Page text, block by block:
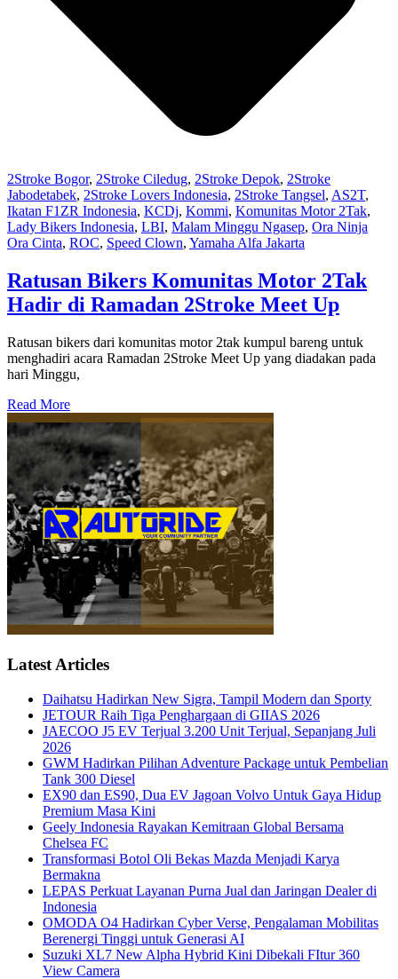
2Stroke Bogor, 2Stroke Ciledug, 2Stroke Depok, 2Stroke
Jabodetabek, 2Stroke Lovers Indonesia, 2Stroke Tangsel, AS2T,
Ikatan F1ZR Indonesia, KCDj, Kommi, Komunitas Motor 2Tak,
Lady Bikers Indonesia, LBI, Malam Minggu Ngasep, Ora Ninja
Ora Cinta, ROC, Speed Clown, Yamaha Alfa Jakarta
Ratusan Bikers Komunitas Motor 2Tak
Hadir di Ramadan 2Stroke Meet Up
Ratusan bikers dari komunitas motor 2tak kumpul bareng untuk
menghadiri acara Ramadan 2Stroke Meet Up yang diadakan pada
hari Minggu,
Read More
Latest Articles
Daihatsu Hadirkan New Sigra, Tampil Modern dan Sporty
JETOUR Raih Tiga Penghargaan di GIIAS 2026
JAECOO J5 EV Terjual 3.200 Unit Terjual, Sepanjang Juli
2026
GWM Hadirkan Pilihan Adventure Package untuk Pembelian
Tank 300 Diesel
EX90 dan ES90, Dua EV Jagoan Volvo Untuk Gaya Hidup
Premium Masa Kini
Geely Indonesia Rayakan Kemitraan Global Bersama
Chelsea FC
Transformasi Botol Oli Bekas Mazda Menjadi Karya
Bermakna
LEPAS Perkuat Layanan Purna Jual dan Jaringan Dealer di
Indonesia
OMODA O4 Hadirkan Cyber Verse, Pengalaman Mobilitas
Berenergi Tinggi untuk Generasi AI
Suzuki XL7 New Alpha Hybrid Kini Dibekali FItur 360
View Camera